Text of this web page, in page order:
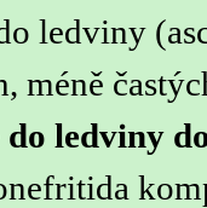
ledviny
méně
do ledviny